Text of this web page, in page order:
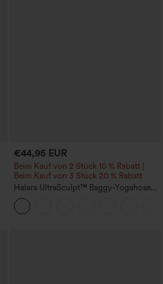
€44,95 EUR
Beim Kauf von 2 Stück 10 % Rabatt |
Beim Kauf von 3 Stück 20 % Rabatt
Halara UltraSculpt™ Baggy-Yogahose
mit hohem Bund, Bauchkontrolle,
Color-Block-Streifen und Taschen